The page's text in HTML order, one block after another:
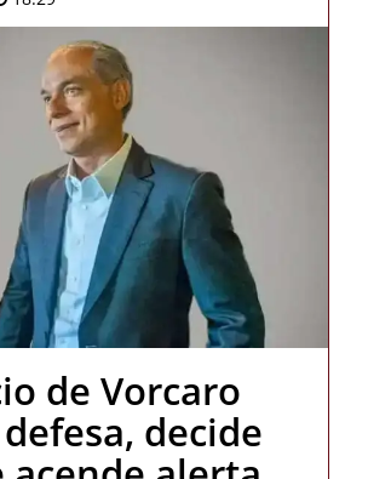
de Vorcaro
decide